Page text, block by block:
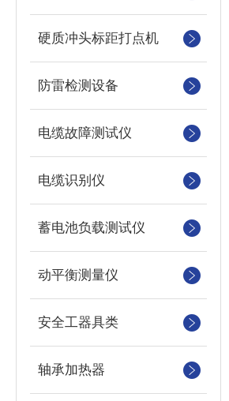
硬质冲头标距打点机
防雷检测设备
电缆故障测试仪
电缆识别仪
蓄电池负载测试仪
动平衡测量仪
安全工器具类
轴承加热器